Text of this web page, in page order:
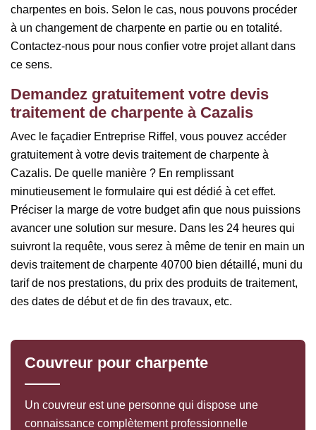
charpentes en bois. Selon le cas, nous pouvons procéder
à un changement de charpente en partie ou en totalité.
Contactez-nous pour nous confier votre projet allant dans
ce sens.
Demandez gratuitement votre devis
traitement de charpente à Cazalis
Avec le façadier Entreprise Riffel, vous pouvez accéder
gratuitement à votre devis traitement de charpente à
Cazalis. De quelle manière ? En remplissant
minutieusement le formulaire qui est dédié à cet effet.
Préciser la marge de votre budget afin que nous puissions
avancer une solution sur mesure. Dans les 24 heures qui
suivront la requête, vous serez à même de tenir en main un
devis traitement de charpente 40700 bien détaillé, muni du
tarif de nos prestations, du prix des produits de traitement,
des dates de début et de fin des travaux, etc.
Couvreur pour charpente
Un couvreur est une personne qui dispose une
connaissance complètement professionnelle